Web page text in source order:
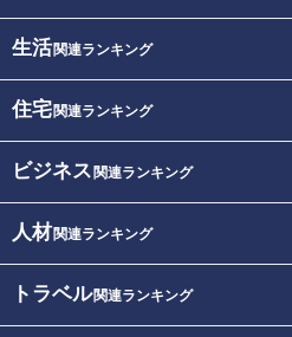
生活関連ランキング
住宅関連ランキング
ビジネス 関連ランキング
人材関連ランキング
トラベル関連ランキング